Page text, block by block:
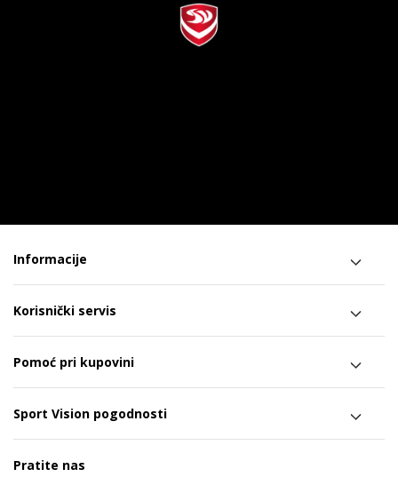
Informacije
Korisnički servis
Pomoć pri kupovini
Sport Vision pogodnosti
Pratite nas